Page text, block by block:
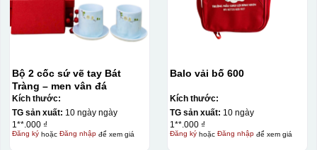
Bộ 2 cốc sứ vẽ tay Bát
Tràng – men vân đá
Kích thước:
TG sản xuất: 10 ngày ngày
1**.000 ₫
Đăng kýhoặc Đăng nhậpđể xem giá
Balo vải bố 600
Kích thước:
TG sản xuất: 10 ngày
1**.000 ₫
Đăng kýhoặc Đăng nhậpđể xem giá